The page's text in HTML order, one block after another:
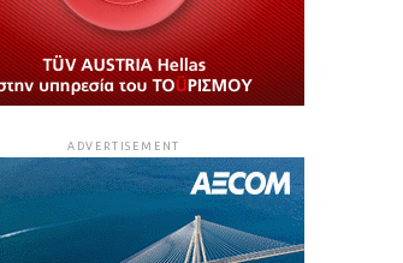
ADVERTISEMENT